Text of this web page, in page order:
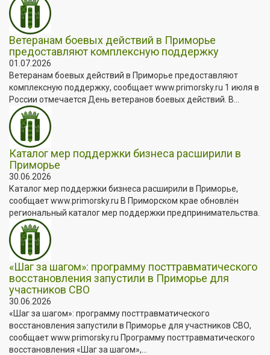
Ветеранам боевых действий в Приморье
предоставляют комплексную поддержку
01.07.2026
Ветеранам боевых действий в Приморье предоставляют
комплексную поддержку, сообщает www.primorsky.ru 1 июля в
России отмечается День ветеранов боевых действий. В...
Каталог мер поддержки бизнеса расширили в
Приморье
30.06.2026
Каталог мер поддержки бизнеса расширили в Приморье,
сообщает www.primorsky.ru В Приморском крае обновлён
региональный каталог мер поддержки предпринимательства.
«Шаг за шагом»: программу посттравматического
восстановления запустили в Приморье для
участников СВО
30.06.2026
«Шаг за шагом»: программу посттравматического
восстановления запустили в Приморье для участников СВО,
сообщает www.primorsky.ru Программу посттравматического
восстановления «Шаг за шагом»,...